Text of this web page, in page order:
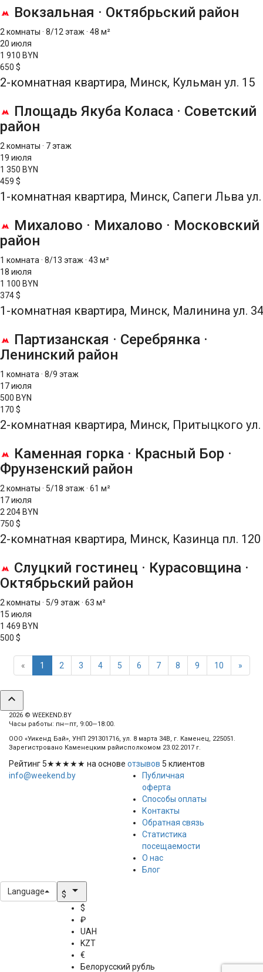
Вокзальная · Октябрьский район
2 комнаты · 8/12 этаж · 48 м²
20 июля
1 910 BYN
650 $
2-комнатная квартира, Минск, Кульман ул. 15
Площадь Якуба Коласа · Советский
район
2 комнаты · 7 этаж
19 июля
1 350 BYN
459 $
1-комнатная квартира, Минск, Сапеги Льва
Михалово · Михалово · Московский
район
1 комната · 8/13 этаж · 43 м²
18 июля
1 100 BYN
374 $
1-комнатная квартира, Минск, Малинина ул. 34
Партизанская · Серебрянка ·
Ленинский район
1 комната · 8/9 этаж
17 июля
500 BYN
170 $
2-комнатная квартира, Минск, Притыцкого ул.
Каменная горка · Красный Бор ·
Фрунзенский район
2 комнаты · 5/18 этаж · 61 м²
17 июля
2 204 BYN
750 $
2-комнатная квартира, Минск, Казинца пл. 120
Слуцкий гостинец · Курасовщина ·
Октябрьский район
2 комнаты · 5/9 этаж · 63 м²
15 июля
1 469 BYN
500 $
« 1 2 3 4 5 6 7 8 9 10 »
expand_less
2026 © WEEKEND.BY
Часы работы: пн—пт, 9:00—18:00.
ООО «Уикенд Бай», УНП 291301716, ул. 8 марта 34В, г. Каменец, 225051.
Зарегистровано Каменецким райисполкомом 23.02.2017 г.
Рейтинг 5★★★★★ на основе отзывов 5 клиентов
info@weekend.by
Публичная
оферта
Способы оплаты
Контакты
Обратная связь
Статистика
посещаемости
О нас
Блог
Language $ arrow_drop_down
$
₽
UAH
KZT
€
Белорусский рубль